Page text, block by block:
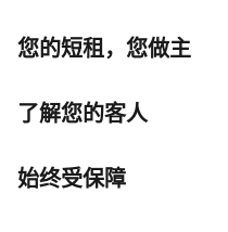
您的短租，您做主
了解您的客人
始终受保障